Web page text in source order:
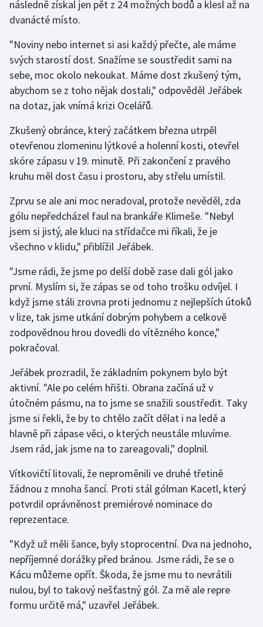
Krasobruslení
Lezení
Lyže a snowboard
Moderní pětiboj
Motorsport
Olympijské hry
Plavání
Plážový volejbal
Ragby
Rychlobruslení
Rychlostní kanoistika
Sportovní střelba
Stolní tenis
Triatlon
Veslování
Vodní slalom
Ostatní
následně získal jen pět z 24 možných bodů a klesl až na
dvanácté místo.
"Noviny nebo internet si asi každý přečte, ale máme
svých starostí dost. Snažíme se soustředit sami na
sebe, moc okolo nekoukat. Máme dost zkušený tým,
abychom se z toho nějak dostali," odpověděl Jeřábek
na dotaz, jak vnímá krizi Ocelářů.
Zkušený obránce, který začátkem března utrpěl
otevřenou zlomeninu lýtkové a holenní kosti, otevřel
skóre zápasu v 19. minutě. Při zakončení z pravého
kruhu měl dost času i prostoru, aby střelu umístil.
Zprvu se ale ani moc neradoval, protože nevěděl, zda
gólu nepředcházel faul na brankáře Klimeše. "Nebyl
jsem si jistý, ale kluci na střídačce mi říkali, že je
všechno v klidu," přiblížil Jeřábek.
"Jsme rádi, že jsme po delší době zase dali gól jako
první. Myslím si, že zápas se od toho trošku odvíjel. I
když jsme stáli zrovna proti jednomu z nejlepších útoků
v lize, tak jsme utkání dobrým pohybem a celkově
zodpovědnou hrou dovedli do vítězného konce,"
pokračoval.
Jeřábek prozradil, že základním pokynem bylo být
aktivní. "Ale po celém hřišti. Obrana začíná už v
útočném pásmu, na to jsme se snažili soustředit. Taky
jsme si řekli, že by to chtělo začít dělat i na ledě a
hlavně při zápase věci, o kterých neustále mluvíme.
Jsem rád, jak jsme na to zareagovali," doplnil.
Vítkovičtí litovali, že neproměnili ve druhé třetině
žádnou z mnoha šancí. Proti stál gólman Kacetl, který
potvrdil oprávněnost premiérové nominace do
reprezentace.
"Když už měli šance, byly stoprocentní. Dva na jednoho,
nepříjemné dorážky před bránou. Jsme rádi, že se o
Kácu můžeme opřít. Škoda, že jsme mu to nevrátili
nulou, byl to takový nešťastný gól. Za mě ale repre
formu určitě má," uzavřel Jeřábek.